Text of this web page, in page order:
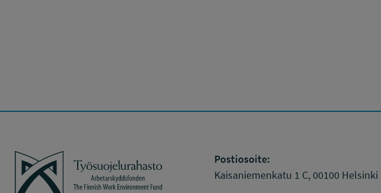
Työsuojelurahasto
Postiosoite:
Kaisaniemenkatu 1 C, 00100 Helsinki